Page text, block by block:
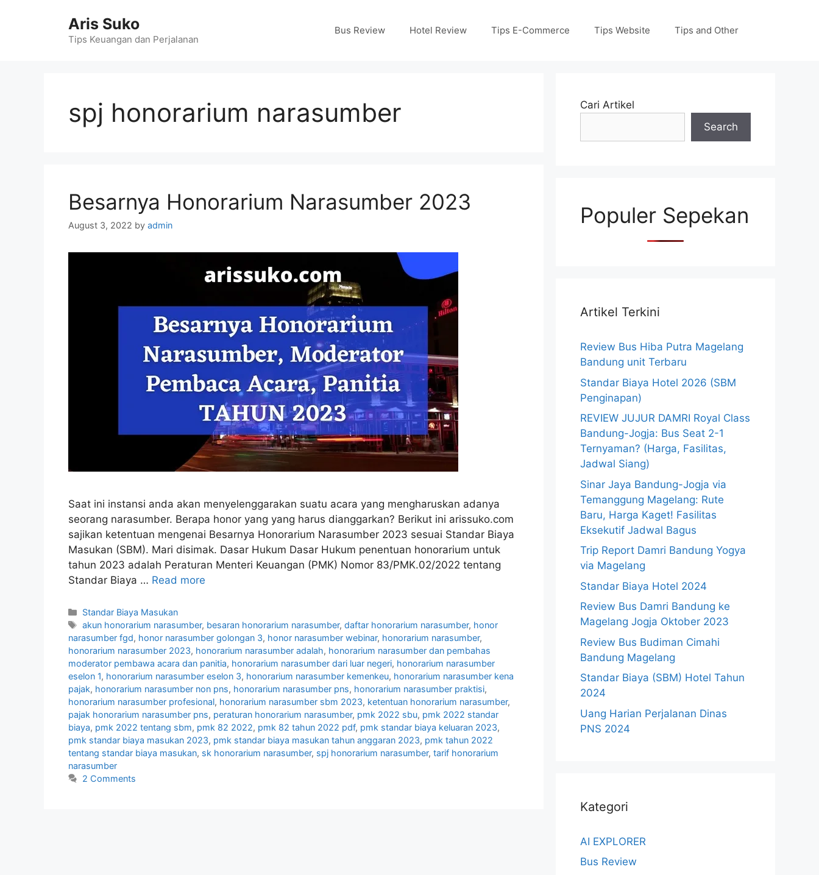
Aris Suko
Tips Keuangan dan Perjalanan
Bus Review Hotel Review Tips E-Commerce Tips Website Tips and Other
spj honorarium narasumber
Besarnya Honorarium Narasumber 2023
August 3, 2022 by admin
Saat ini instansi anda akan menyelenggarakan suatu acara yang mengharuskan adanya
seorang narasumber. Berapa honor yang yang harus dianggarkan? Berikut ini arissuko.com
sajikan ketentuan mengenai Besarnya Honorarium Narasumber 2023 sesuai Standar Biaya
Masukan (SBM). Mari disimak. Dasar Hukum Dasar Hukum penentuan honorarium untuk
tahun 2023 adalah Peraturan Menteri Keuangan (PMK) Nomor 83/PMK.02/2022 tentang
Standar Biaya … Read more
Categories
Standar Biaya Masukan
Tags
akun honorarium narasumber, besaran honorarium narasumber,daftar honorarium narasumber, honor
narasumber fgd, honor narasumber golongan 3, honor narasumber webinar, honorarium narasumber,
honorarium narasumber 2023, honorarium narasumber adalah, honorarium narasumber dan pembahas
moderator pembawa acara dan panitia, honorarium narasumber dari luar negeri, honorarium narasumber
eselon 1, honorarium narasumber eselon 3, honorarium narasumber kemenkeu, honorarium narasumber kena
pajak, honorarium narasumber non pns, honorarium narasumber pns, honorarium narasumber praktisi,
honorarium narasumber profesional, honorarium narasumber sbm 2023, ketentuan honorarium narasumber,
pajak honorarium narasumber pns, peraturan honorarium narasumber, pmk 2022 sbu, pmk 2022 standar
biaya, pmk 2022 tentang sbm, pmk 82 2022, pmk 82 tahun 2022 pdf, pmk standar biaya keluaran 2023,
pmk standar biaya masukan 2023, pmk standar biaya masukan tahun anggaran 2023, pmk tahun 2022
tentang standar biaya masukan, sk honorarium narasumber, spj honorarium narasumber, tarif honorarium
narasumber
2 Comments
Cari Artikel
Search
Populer Sepekan
Artikel Terkini
Review Bus Hiba Putra Magelang
Bandung unit Terbaru
Standar Biaya Hotel 2026 (SBM
Penginapan)
REVIEW JUJUR DAMRI Royal Class
Bandung-Jogja: Bus Seat 2-1
Ternyaman? (Harga, Fasilitas,
Jadwal Siang)
Sinar Jaya Bandung-Jogja via
Temanggung Magelang: Rute
Baru, Harga Kaget! Fasilitas
Eksekutif Jadwal Bagus
Trip Report Damri Bandung Yogya
via Magelang
Standar Biaya Hotel 2024
Review Bus Damri Bandung ke
Magelang Jogja Oktober 2023
Review Bus Budiman Cimahi
Bandung Magelang
Standar Biaya (SBM) Hotel Tahun
2024
Uang Harian Perjalanan Dinas
PNS 2024
Kategori
AI EXPLORER
Bus Review